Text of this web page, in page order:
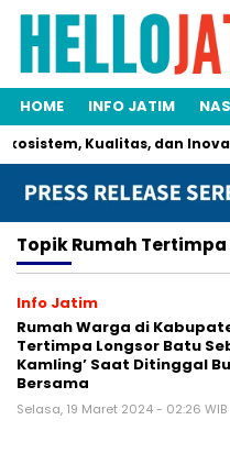
HOME INFO JATIM
Kualitas, dan
TopikRumah
Info Jatim
Rumah Warga di
Tertimpa Longsor Batu
Kamling’ Saat Ditinggal
Bersama
Selasa, 19 Maret 2024 - 02:26 WIB